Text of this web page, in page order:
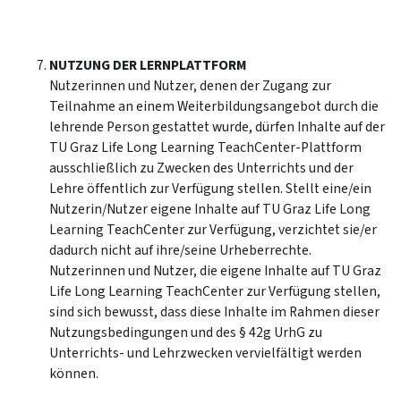
NUTZUNG DER LERNPLATTFORM
Nutzerinnen und Nutzer, denen der Zugang zur
Teilnahme an einem Weiterbildungsangebot durch die
lehrende Person gestattet wurde, dürfen Inhalte auf der
TU Graz Life Long Learning TeachCenter-Plattform
ausschließlich zu Zwecken des Unterrichts und der
Lehre öffentlich zur Verfügung stellen. Stellt eine/ein
Nutzerin/Nutzer eigene Inhalte auf TU Graz Life Long
Learning TeachCenter zur Verfügung, verzichtet sie/er
dadurch nicht auf ihre/seine Urheberrechte.
Nutzerinnen und Nutzer, die eigene Inhalte auf TU Graz
Life Long Learning TeachCenter zur Verfügung stellen,
sind sich bewusst, dass diese Inhalte im Rahmen dieser
Nutzungsbedingungen und des § 42g UrhG zu
Unterrichts- und Lehrzwecken vervielfältigt werden
können.